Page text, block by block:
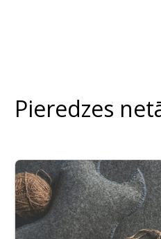
Pieredzes